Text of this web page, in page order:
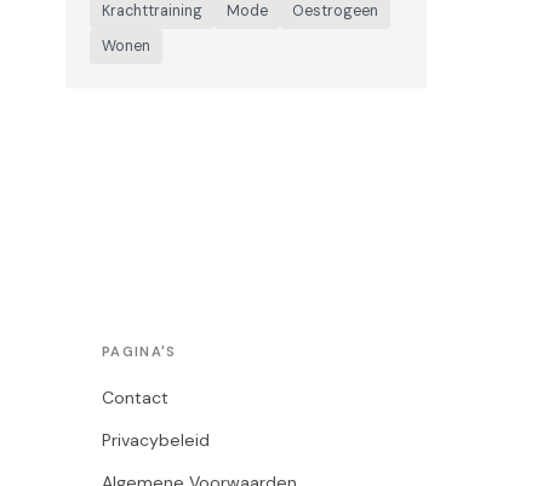
Krachttraining
Mode
Oestrogeen
Wonen
PAGINA'S
Contact
Privacybeleid